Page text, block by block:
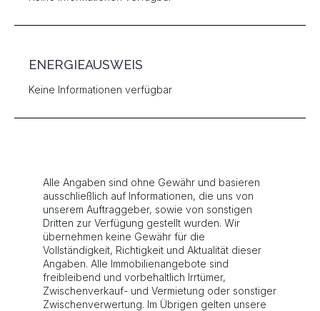
ENERGIEAUSWEIS
Keine Informationen verfügbar
Alle Angaben sind ohne Gewähr und basieren
ausschließlich auf Informationen, die uns von
unserem Auftraggeber, sowie von sonstigen
Dritten zur Verfügung gestellt wurden. Wir
übernehmen keine Gewähr für die
Vollständigkeit, Richtigkeit und Aktualität dieser
Angaben. Alle Immobilienangebote sind
freibleibend und vorbehaltlich Irrtümer,
Zwischenverkauf- und Vermietung oder sonstiger
Zwischenverwertung. Im Übrigen gelten unsere